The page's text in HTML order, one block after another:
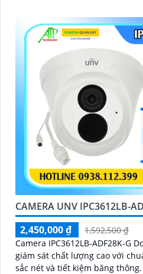
CAMERA UNV IPC3612LB-
2,450,000 ₫
1,592,500 ₫
Camera IPC3612LB-ADF28K-G
giám sát chất lượng cao với
sắc nét và tiết kiệm băng thông. Camera được trang bị hồng